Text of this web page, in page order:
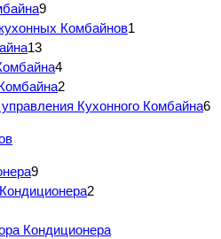
9
Комбайнов1
13
4
2
Кухонного Комбайна6
9
2
Кондиционера